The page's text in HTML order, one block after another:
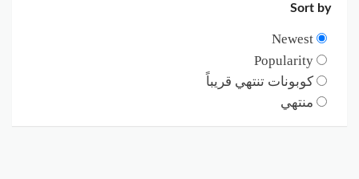
Sort by
Newest
Popularity
كوبونات تنتهي قريباً
منتهي